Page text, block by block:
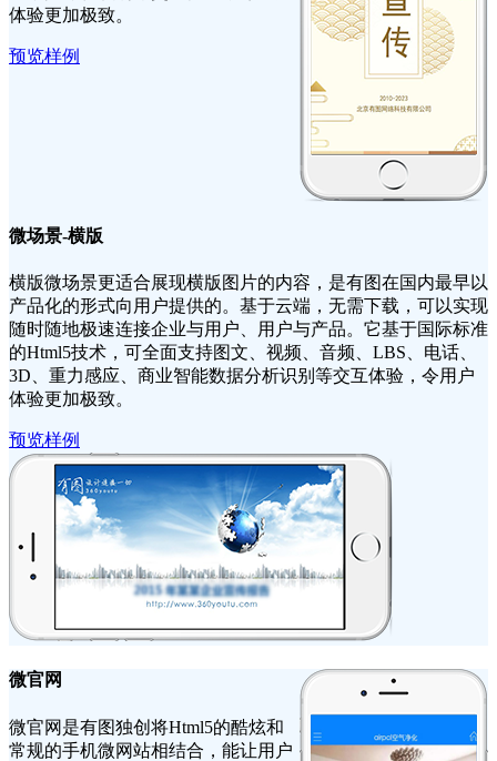
体验更加极致。
预览样例
微场景-横版
横版微场景更适合展现横版图片的内容，是有图在国内最早以
产品化的形式向用户提供的。基于云端，无需下载，可以实现
随时随地极速连接企业与用户、用户与产品。它基于国际标准
的Html5技术，可全面支持图文、视频、音频、LBS、电话、
3D、重力感应、商业智能数据分析识别等交互体验，令用户
体验更加极致。
预览样例
微官网
微官网是有图独创将Html5的酷炫和
常规的手机微网站相结合，能让用户